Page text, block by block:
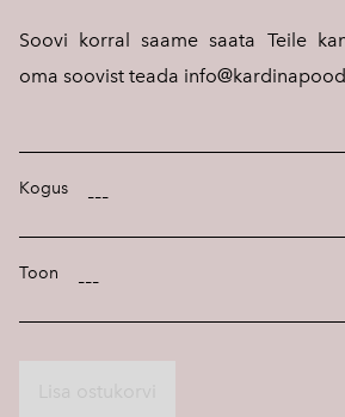
Soovi korral saame saata Teile
oma soovist teada
Kogus
Toon